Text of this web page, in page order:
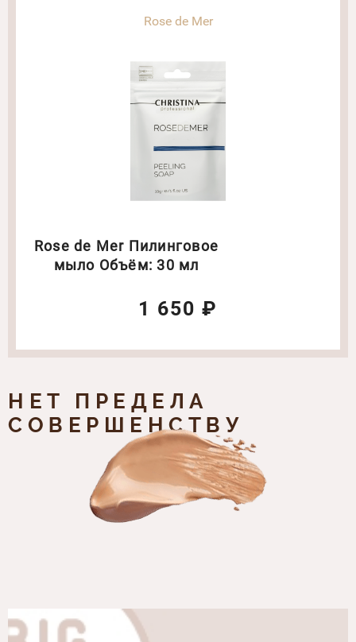
Rose de Mer
Rose de Mer Пилинговое
мыло Объём: 30 мл
1 650 ₽
НЕТ ПРЕДЕЛА
СОВЕРШЕНСТВУ